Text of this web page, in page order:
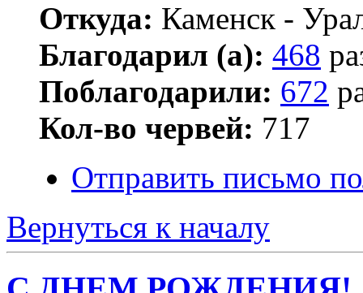
Откуда: Каменск -
Благодарил (а): 468
Поблагодарили: 672
Кол-во червей: 717
Отправить письмо
Вернуться к началу